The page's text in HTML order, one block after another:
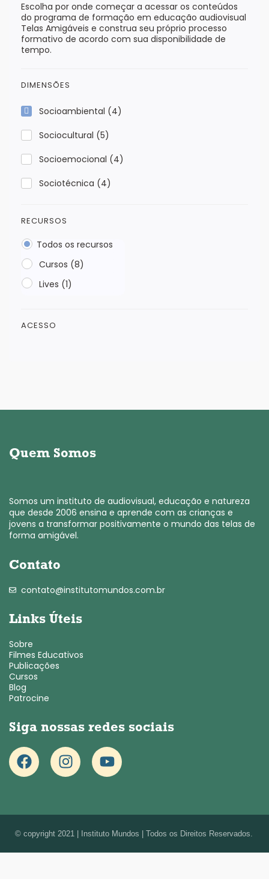
Escolha por onde começar a acessar os conteúdos
do programa de formação em educação audiovisual
Telas Amigáveis e construa seu próprio processo
formativo de acordo com sua disponibilidade de
tempo.
DIMENSÕES
Socioambiental (4)
Sociocultural (5)
Socioemocional (4)
Sociotécnica (4)
RECURSOS
Todos os recursos
Cursos (8)
Lives (1)
ACESSO
Quem Somos
Somos um instituto de audiovisual, educação e natureza
que desde 2006 ensina e aprende com as crianças e
jovens a transformar positivamente o mundo das telas de
forma amigável.
Contato
contato@institutomundos.com.br
Links Úteis
Sobre
Filmes Educativos
Publicações
Cursos
Blog
Patrocine
Siga nossas redes sociais
© copyright 2021 | Instituto Mundos | Todos os Direitos Reservados.